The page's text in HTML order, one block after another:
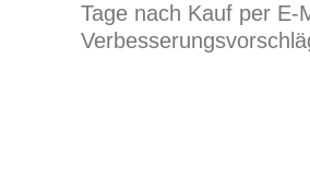
Tage nach Kauf per E-